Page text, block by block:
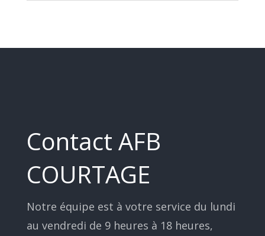
Contact AFB
COURTAGE
Notre équipe est à votre service du lundi
au vendredi de 9 heures à 18 heures,